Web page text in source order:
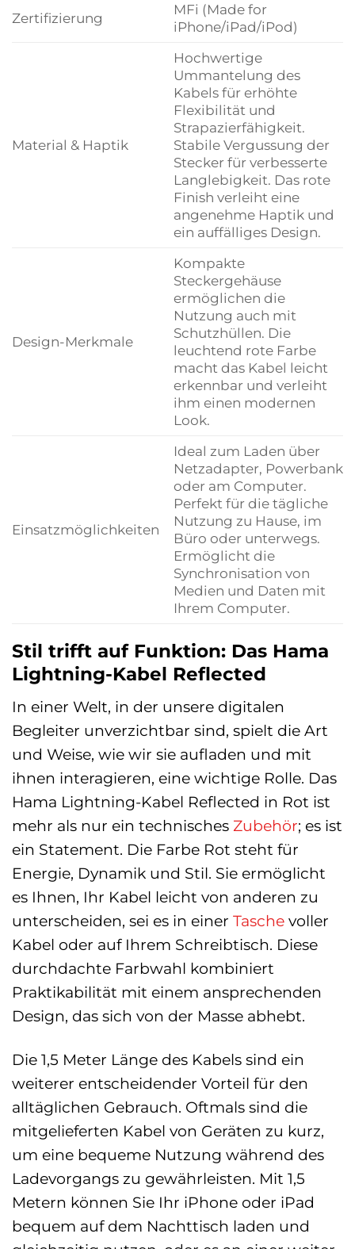
Zertifizierung
MFi (Made for
iPhone/iPad/iPod)
Material & Haptik
Hochwertige
Ummantelung des
Kabels für erhöhte
Flexibilität und
Strapazierfähigkeit.
Stabile Vergussung der
Stecker für verbesserte
Langlebigkeit. Das rote
Finish verleiht eine
angenehme Haptik und
ein auffälliges Design.
Design-Merkmale
Kompakte
Steckergehäuse
ermöglichen die
Nutzung auch mit
Schutzhüllen. Die
leuchtend rote Farbe
macht das Kabel leicht
erkennbar und verleiht
ihm einen modernen
Look.
Einsatzmöglichkeiten
Ideal zum Laden über
Netzadapter, Powerbank
oder am Computer.
Perfekt für die tägliche
Nutzung zu Hause, im
Büro oder unterwegs.
Ermöglicht die
Synchronisation von
Medien und Daten mit
Ihrem Computer.
Stil trifft auf Funktion: Das Hama
Lightning-Kabel Reflected
In einer Welt, in der unsere digitalen
Begleiter unverzichtbar sind, spielt die Art
und Weise, wie wir sie aufladen und mit
ihnen interagieren, eine wichtige Rolle. Das
Hama Lightning-Kabel Reflected in Rot ist
mehr als nur ein technisches Zubehör; es ist
ein Statement. Die Farbe Rot steht für
Energie, Dynamik und Stil. Sie ermöglicht
es Ihnen, Ihr Kabel leicht von anderen zu
unterscheiden, sei es in einer Tasche voller
Kabel oder auf Ihrem Schreibtisch. Diese
durchdachte Farbwahl kombiniert
Praktikabilität mit einem ansprechenden
Design, das sich von der Masse abhebt.
Die 1,5 Meter Länge des Kabels sind ein
weiterer entscheidender Vorteil für den
alltäglichen Gebrauch. Oftmals sind die
mitgelieferten Kabel von Geräten zu kurz,
um eine bequeme Nutzung während des
Ladevorgangs zu gewährleisten. Mit 1,5
Metern können Sie Ihr iPhone oder iPad
bequem auf dem Nachttisch laden und